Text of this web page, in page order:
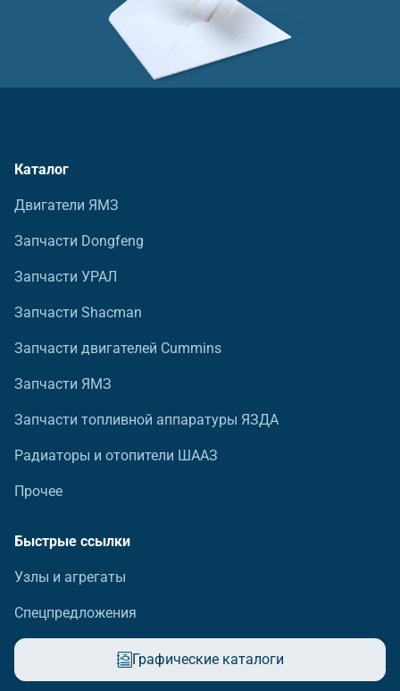
Каталог
Двигатели ЯМЗ
Запчасти Dongfeng
Запчасти УРАЛ
Запчасти Shacman
Запчасти двигателей Cummins
Запчасти ЯМЗ
Запчасти топливной аппаратуры ЯЗДА
Радиаторы и отопители ШААЗ
Прочее
Быстрые ссылки
Узлы и агрегаты
Спецпредложения
Графические каталоги